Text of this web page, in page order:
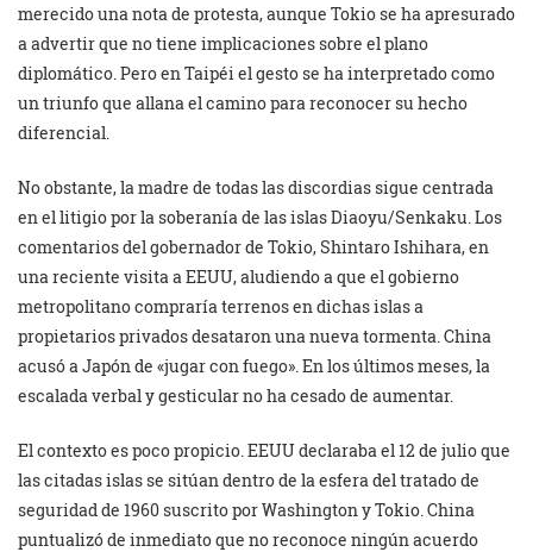
merecido una nota de protesta, aunque Tokio se ha apresurado
a advertir que no tiene implicaciones sobre el plano
diplomático. Pero en Taipéi el gesto se ha interpretado como
un triunfo que allana el camino para reconocer su hecho
diferencial.
No obstante, la madre de todas las discordias sigue centrada
en el litigio por la soberanía de las islas Diaoyu/Senkaku. Los
comentarios del gobernador de Tokio, Shintaro Ishihara, en
una reciente visita a EEUU, aludiendo a que el gobierno
metropolitano compraría terrenos en dichas islas a
propietarios privados desataron una nueva tormenta. China
acusó a Japón de «jugar con fuego». En los últimos meses, la
escalada verbal y gesticular no ha cesado de aumentar.
El contexto es poco propicio. EEUU declaraba el 12 de julio que
las citadas islas se sitúan dentro de la esfera del tratado de
seguridad de 1960 suscrito por Washington y Tokio. China
puntualizó de inmediato que no reconoce ningún acuerdo